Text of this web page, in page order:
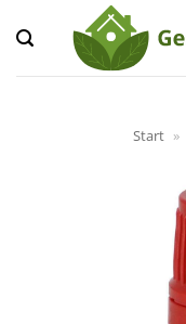
Inhalt
springen
Start »